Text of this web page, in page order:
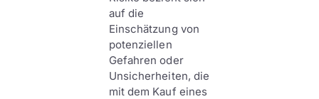
auf die
Einschätzung von
potenziellen
Gefahren oder
Unsicherheiten, die
mit dem Kauf eines